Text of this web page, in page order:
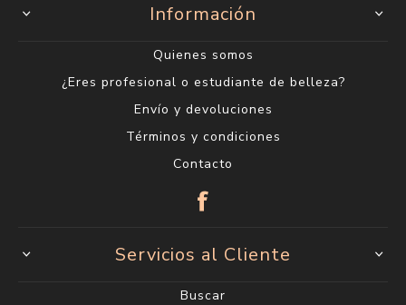
Información
Quienes somos
¿Eres profesional o estudiante de belleza?
Envío y devoluciones
Términos y condiciones
Contacto
Servicios al Cliente
Buscar